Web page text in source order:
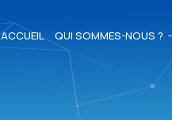
ACCUEIL QUI SOMMES-NOUS ?